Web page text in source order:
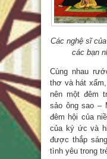
Các nghệ sĩ
các bạn
Cùng nhau
thơ và hát
nên một đêm
sảo ông sao –
đêm hội của
của ký ức và
được thắp
tình yêu trong